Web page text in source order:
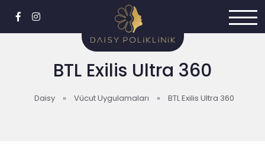
BTL Exilis Ultra 360
Daisy » Vücut Uygulamaları » BTL Exilis Ultra 360